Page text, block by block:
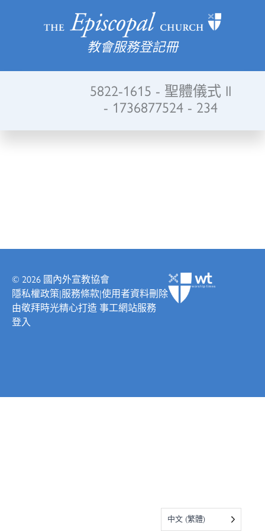
教會服務登記冊
5822-1615 - 聖體儀式 II
- 1736877524 - 234
© 2026 國內外宣教協會
隱私權政策|服務條款|使用者資料刪除
由敬拜時光精心打造 事工網站服務
登入
中文 (繁體)